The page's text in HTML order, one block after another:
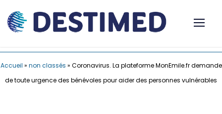
Accueil » non classés » Coronavirus. La plateforme MonEmile.fr demande
de toute urgence des bénévoles pour aider des personnes vulnérables